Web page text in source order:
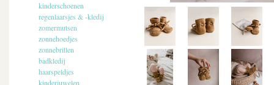
kinderschoenen
regenlaarsjes & -kledij
zomermutsen
zonnehoedjes
zonnebrillen
badkledij
haarspeldjes
kinderjuwelen